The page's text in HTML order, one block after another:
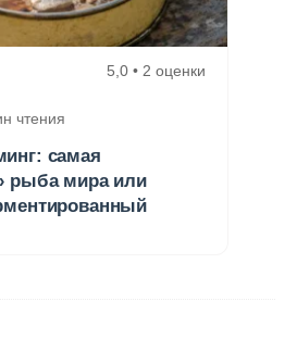
5,0 • 2 оценки
чтения
самая
рыба мира или